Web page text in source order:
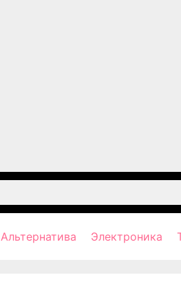
Альтернатива Электроника